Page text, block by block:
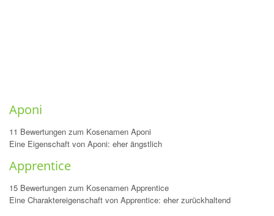
Aponi
11 Bewertungen zum Kosenamen Aponi
Eine Eigenschaft von Aponi: eher ängstlich
Apprentice
15 Bewertungen zum Kosenamen Apprentice
Eine Charaktereigenschaft von Apprentice: eher zurückhaltend